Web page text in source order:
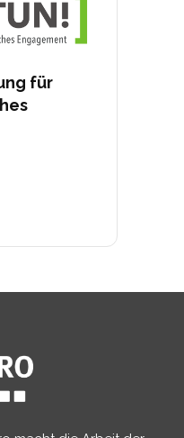
für